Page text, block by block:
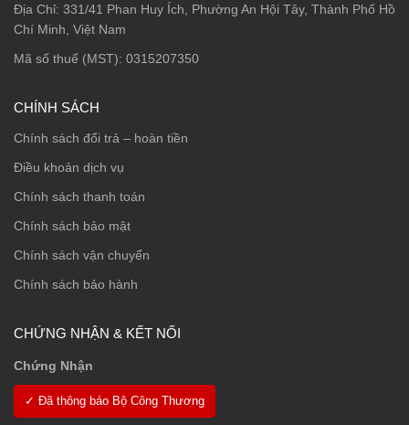
Địa Chỉ: 331/41 Phan Huy Ích, Phường An Hội Tây, Thành Phố Hồ
Chí Minh, Việt Nam
Mã số thuế (MST): 0315207350
CHÍNH SÁCH
Chính sách đổi trả – hoàn tiền
Điều khoản dịch vụ
Chính sách thanh toán
Chính sách bảo mật
Chính sách vận chuyển
Chính sách bảo hành
CHỨNG NHẬN & KẾT NỐI
Chứng Nhận
✓ Đã thông báo Bộ Công Thương